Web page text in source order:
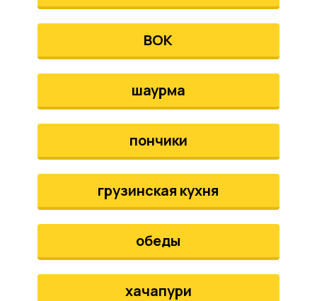
ВОК
шаурма
пончики
грузинская кухня
обеды
хачапури